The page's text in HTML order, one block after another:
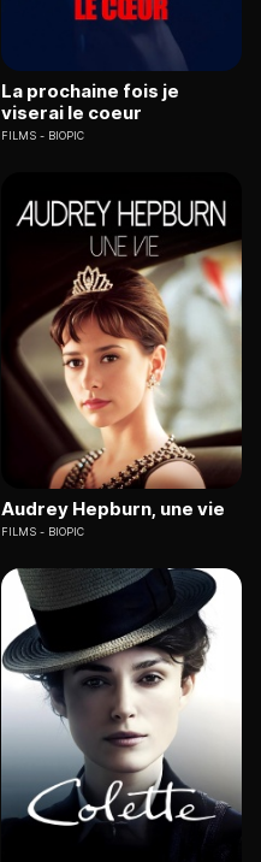
La prochaine fois je
viserai le coeur
FILMS BIOPIC
Audrey Hepburn, une vie
FILMS BIOPIC